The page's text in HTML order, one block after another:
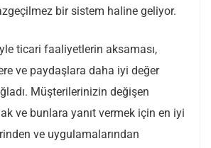
bir sistem haline geliyor.
ticari faaliyetlerin aksaması,
ve paydaşlara daha iyi değer
Müşterilerinizin değişen
ve bunlara yanıt vermek için en iyi
ve uygulamalarından